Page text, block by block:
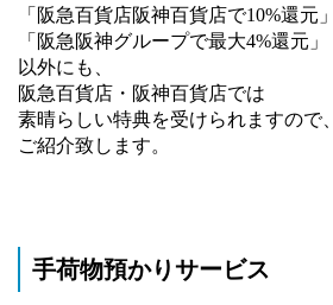
「阪急百貨店阪神百貨店で10%還元」
「阪急阪神グループで最大4%還元」
以外にも、
阪急百貨店・阪神百貨店では
素晴らしい特典を受けられますので、
ご紹介致します。
手荷物預かりサービス